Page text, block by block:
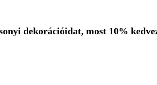
dekorációidat, most 10%